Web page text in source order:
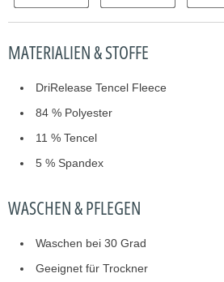
MATERIALIEN & STOFFE
DriRelease Tencel Fleece
84 % Polyester
11 % Tencel
5 % Spandex
WASCHEN & PFLEGEN
Waschen bei 30 Grad
Geeignet für Trockner